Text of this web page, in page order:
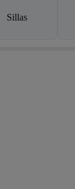
Sillas